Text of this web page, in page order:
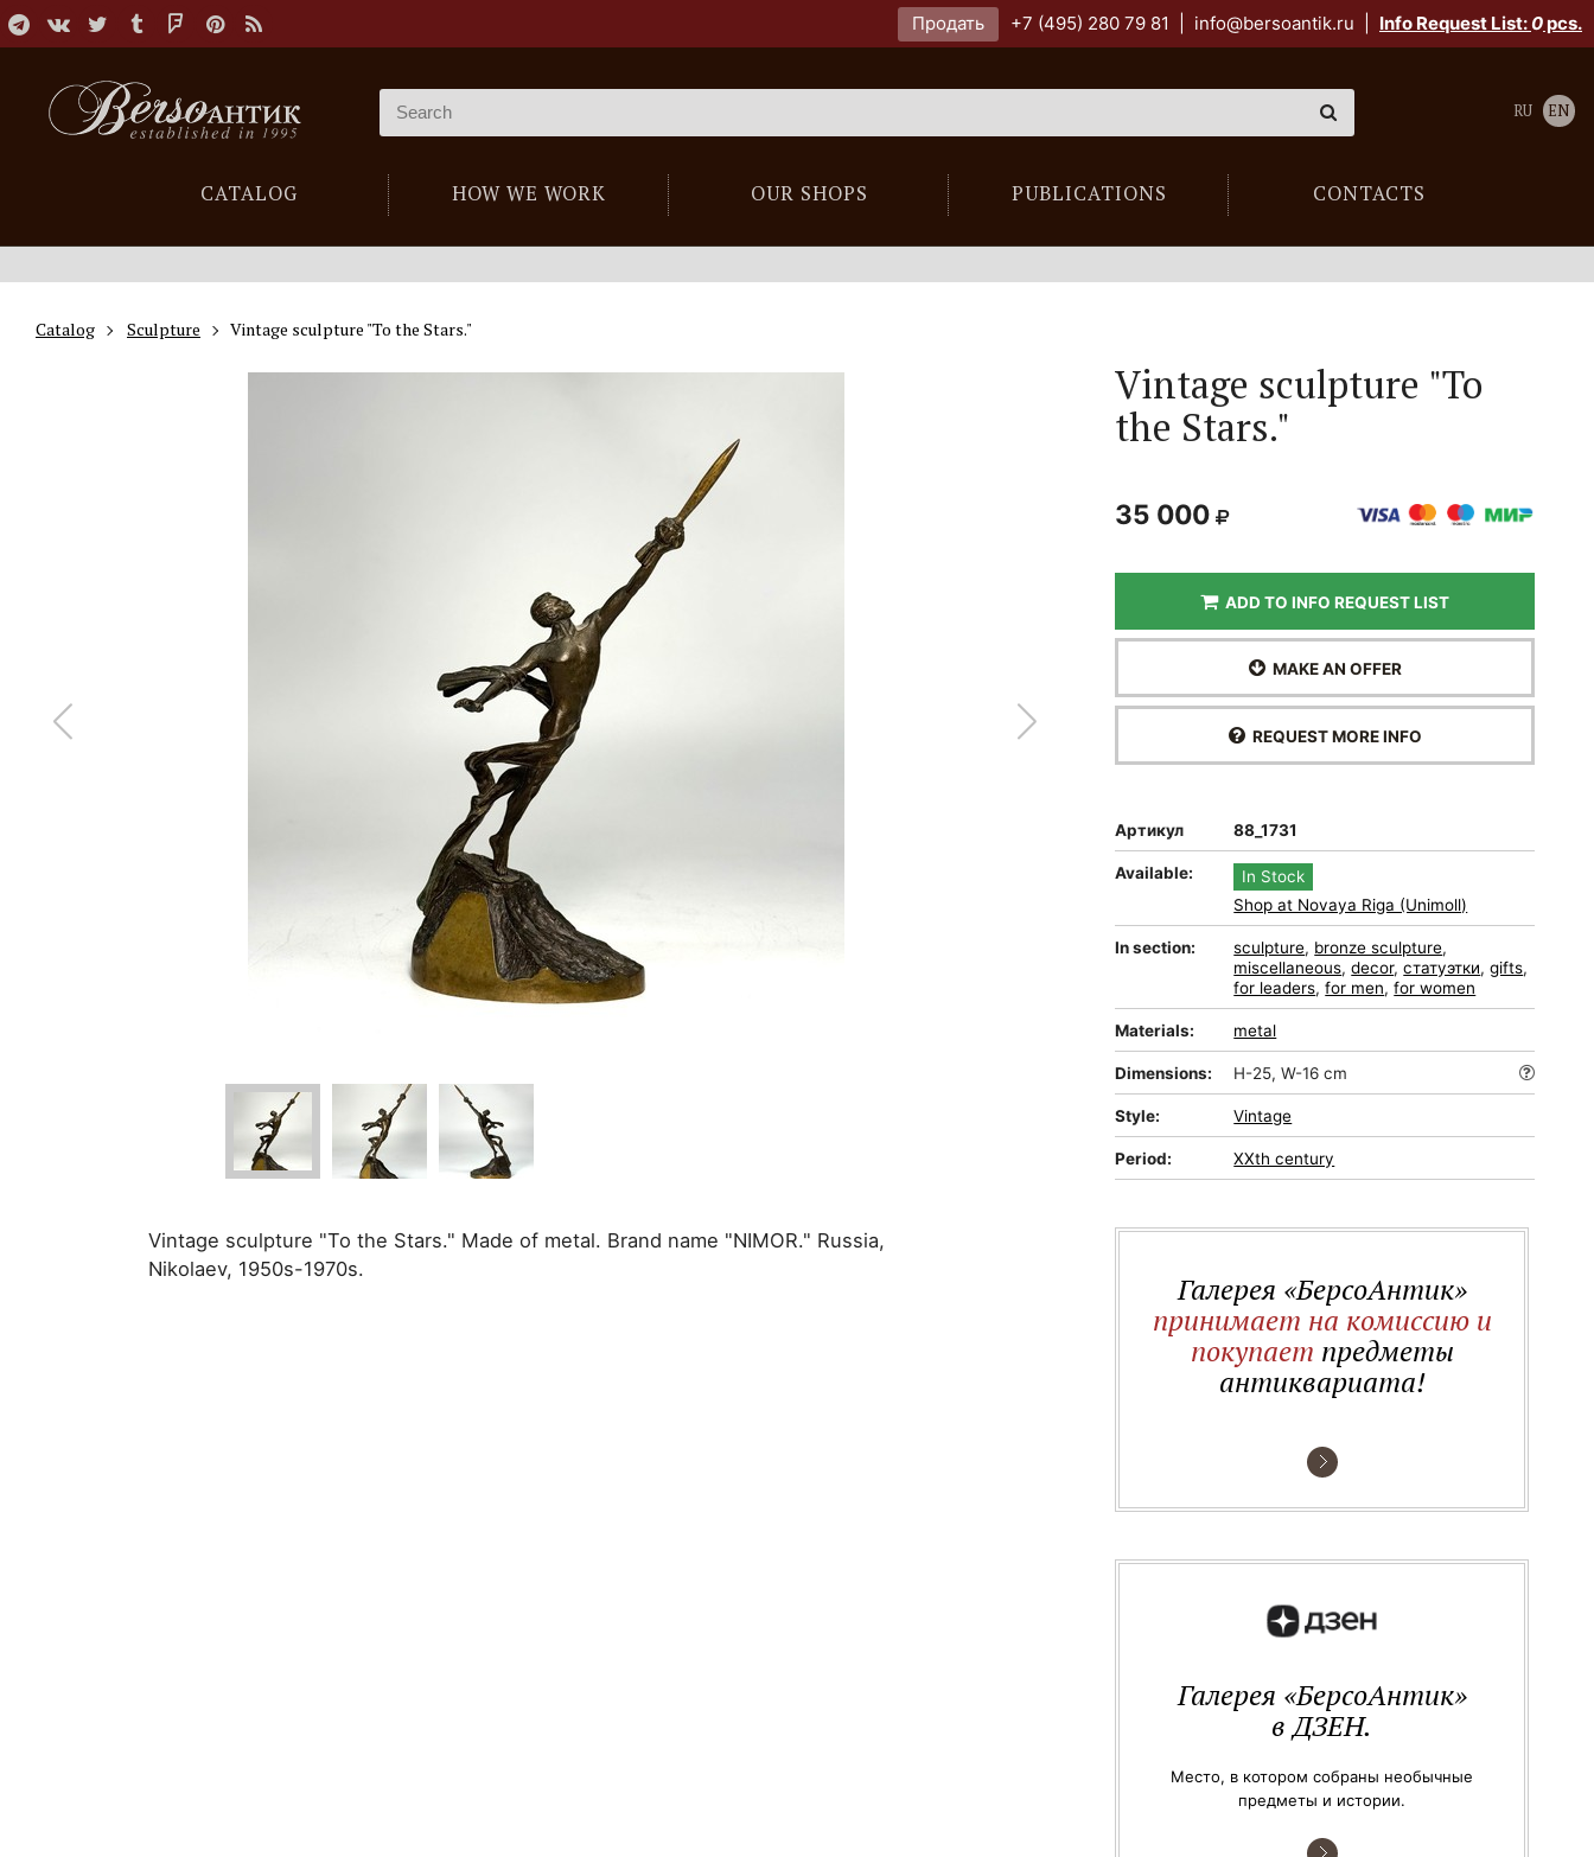
Продать +7 (495) 280 79 81 info@bersoantik.ru Info Request List:0pcs.
CATALOG HOW WE WORK OUR SHOPS PUBLICATIONS CONTACTS
RU EN
Catalog Sculpture Vintage sculpture "To the Stars."
Vintage sculpture "To the Stars." Made of metal. Brand name "NIMOR." Russia,
Nikolaev, 1950s-1970s.
Vintage sculpture "To
the Stars."
35 000
ADD TO INFO REQUEST LIST
MAKE AN OFFER
REQUEST MORE INFO
Артикул 88_1731
Available:
In Stock
Shop at Novaya Riga (Unimoll)
In section: sculpture, bronze sculpture,
miscellaneous,decor,статуэтки,gifts,
for leaders,for men,for women
Materials: metal
Dimensions: H-25, W-16 cm
Style: Vintage
Period: XXth century
Галерея «БерсоАнтик»
принимает на комиссию и
покупает предметы
антиквариата!
Галерея «БерсоАнтик»
в ДЗЕН.
Место, в котором собраны необычные
предметы и истории.